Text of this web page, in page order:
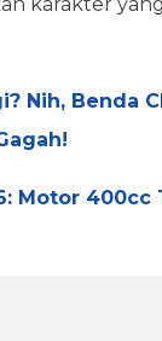
Nih, Benda
Motor